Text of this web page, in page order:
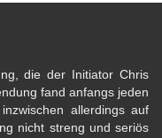
die der Initiator Chris
fand anfangs jeden
allerdings auf
nicht streng und seriös